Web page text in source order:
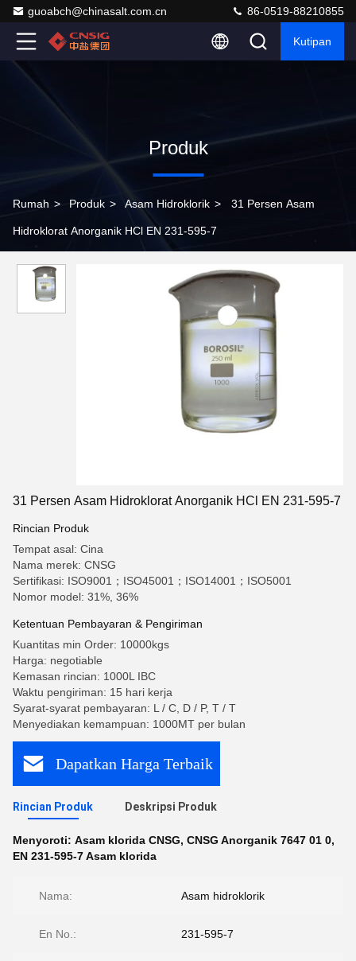
guoabch@chinasalt.com.cn 86-0519-88210855
Kutipan
Produk
Rumah > Produk > Asam Hidroklorik > 31 Persen Asam
Hidroklorat Anorganik HCl EN 231-595-7
31 Persen Asam Hidroklorat Anorganik HCl EN 231-595-7
Rincian Produk
Tempat asal: Cina
Nama merek: CNSG
Sertifikasi: ISO9001；ISO45001；ISO14001；ISO5001
Nomor model: 31%, 36%
Ketentuan Pembayaran & Pengiriman
Kuantitas min Order: 10000kgs
Harga: negotiable
Kemasan rincian: 1000L IBC
Waktu pengiriman: 15 hari kerja
Syarat-syarat pembayaran: L / C, D / P, T / T
Menyediakan kemampuan: 1000MT per bulan
Dapatkan Harga Terbaik
Rincian Produk Deskripsi Produk
Menyoroti: Asam klorida CNSG, CNSG Anorganik 7647 01 0,
EN 231-595-7 Asam klorida
Nama: Asam hidroklorik
En No.: 231-595-7